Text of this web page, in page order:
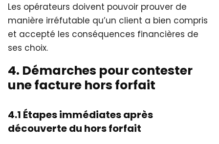
Les opérateurs doivent pouvoir prouver de
manière irréfutable qu’un client a bien compris
et accepté les conséquences financières de
ses choix.
4. Démarches pour contester
une facture hors forfait
4.1 Étapes immédiates après
découverte du hors forfait